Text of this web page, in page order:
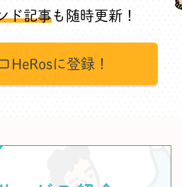
ド記事も随時更新！
HeRosに登録！